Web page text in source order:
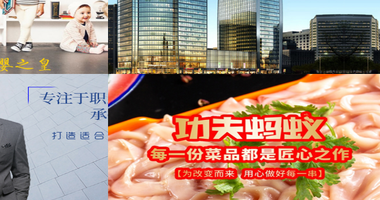
度指数 快速提升权重 成都建站 建站 建站公司
价格 企业网站制作 企业网站制作需要好多钱
成都网
站建设电话是多少 哪家网站建设公司性价比高 成都
网站建设电话 成都 做网站 成都做网站哪家好 做网
站 公司网站建设 成都做网站选哪家好 成都网站优化
公司哪家实力强 成都专业网站搭建多少钱
在成都做
网站需要多少钱 做一个网站需要多少钱 成都网站建
设哪家公司比较好
网站建设系统哪个比较好 网站建
设哪个公司比较好
网站建设哪家公司比较好 成都seo
成都推广 成都优化 SEO策略 搜索引擎排
名 成都SEO优化.SEO优化 成都优化公司 推广 金堂
网站推广公司
如何做全网整合营销 金堂网站推广公
司哪家好 全网整合营销 整合营销 网站推广公司哪家
好 金堂网站推广 怎么制作网站教程 怎么制作网站
网站怎么制作 网页怎么制作 怎么制作网页 怎么样制
作网页 怎么做网页制作 怎么制作网页教程 青白江
青白江网站建设 蒲江网站建设公司 建站流程 如何做
一个网站 蒲江网站建设公司哪家好 蒲江网站建设 蒲